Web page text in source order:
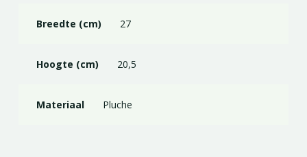
Breedte (cm) 27
Hoogte (cm) 20,5
Materiaal Pluche